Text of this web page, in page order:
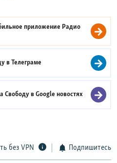
приложение Радио
вТелеграме
Свободу вGoogle новостях
без VPN Подпишитесь